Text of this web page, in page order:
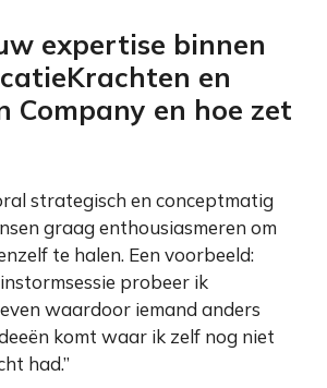
expertise binnen
en
Company en hoe zet
strategisch en conceptmatig
graag enthousiasmeren om
te halen. Een voorbeeld:
probeer ik
waardoor iemand anders
komt waar ik zelf nog niet
had.”